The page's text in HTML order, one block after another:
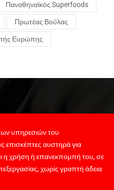
Παναθηναϊκός Superfoods
Πρωτέας Βούλας
Ευρώπης
υπηρεσιών του
επισκέπτες αυστηρά για
χρήση ή επανεκπομπή του, σε
χωρίς γραπτή άδεια